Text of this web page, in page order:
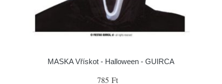
MASKA Vřískot - Halloween - GUIRCA
785 Ft